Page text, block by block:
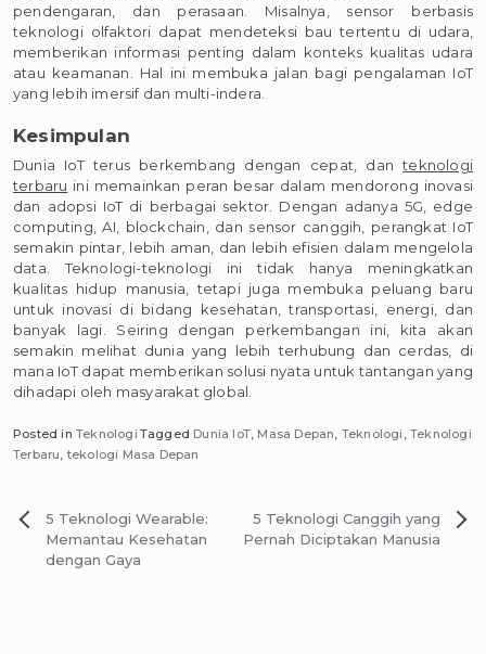
pendengaran, dan perasaan. Misalnya, sensor berbasis
teknologi olfaktori dapat mendeteksi bau tertentu di udara,
memberikan informasi penting dalam konteks kualitas udara
atau keamanan. Hal ini membuka jalan bagi pengalaman IoT
yang lebih imersif dan multi-indera.
Kesimpulan
Dunia IoT terus berkembang dengan cepat, danteknologi
terbaru ini memainkan peran besar dalam mendorong inovasi
dan adopsi IoT di berbagai sektor. Dengan adanya 5G, edge
computing, AI, blockchain, dan sensor canggih, perangkat IoT
semakin pintar, lebih aman, dan lebih efisien dalam mengelola
data. Teknologi-teknologi ini tidak hanya meningkatkan
kualitas hidup manusia, tetapi juga membuka peluang baru
untuk inovasi di bidang kesehatan, transportasi, energi, dan
banyak lagi. Seiring dengan perkembangan ini, kita akan
semakin melihat dunia yang lebih terhubung dan cerdas, di
mana IoT dapat memberikan solusi nyata untuk tantangan yang
dihadapi oleh masyarakat global.
Posted inTeknologi Tagged Dunia IoT, Masa Depan, Teknologi ,Teknologi
Terbaru, tekologi Masa Depan
Post
navigation
5 Teknologi Wearable:
Memantau Kesehatan
dengan Gaya
5 Teknologi Canggih yang
Pernah Diciptakan Manusia